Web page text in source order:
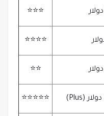
⭐️⭐️⭐️
⭐️⭐️⭐️⭐️
⭐️⭐️
⭐️⭐️⭐️⭐️⭐️